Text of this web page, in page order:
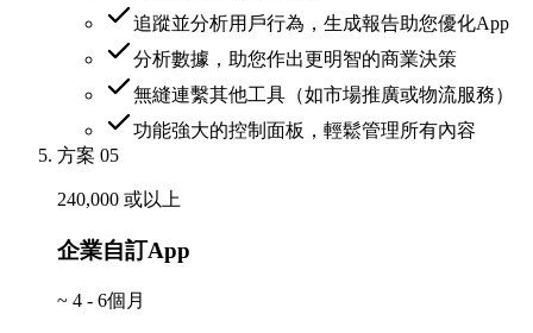
追蹤並分析用戶行為，生成報告助您優化App
分析數據，助您作出更明智的商業決策
無縫連繫其他工具（如市場推廣或物流服務）
功能強大的控制面板，輕鬆管理所有內容
方案 05
240,000 或以上
企業自訂App
~ 4 - 6個月